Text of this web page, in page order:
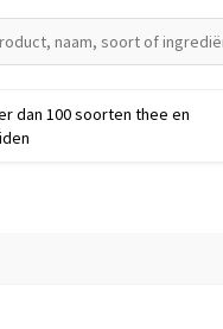
dan 100 soorten thee en